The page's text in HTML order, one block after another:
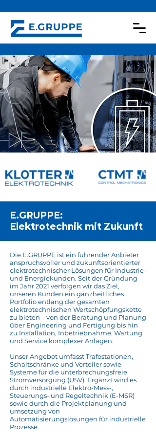
E.GRUPPE:
Elektro­­technik mit Zukunft
Die E.GRUPPE ist ein führender Anbieter
anspruchsvoller und zukunftsorientierter
elektrotechnischer Lösungen für Industrie-
und Energiekunden. Seit der Gründung
im Jahr 2021 verfolgen wir das Ziel,
unseren Kunden ein ganzheitliches
Portfolio entlang der gesamten
elektrotechnischen Wertschöpfungskette
zu bieten – von der Beratung und Planung
über Engineering und Fertigung bis hin
zu Installation, Inbetriebnahme, Wartung
und Service komplexer Anlagen.
Unser Angebot umfasst Trafostationen,
Schaltschränke und Verteiler sowie
Systeme für die unterbrechungsfreie
Stromversorgung (USV). Ergänzt wird es
durch industrielle Elektro-Mess-,
Steuerungs- und Regeltechnik (E-MSR)
sowie durch die Projektplanung und -
umsetzung von
Automatisierungslösungen für industrielle
Prozesse.